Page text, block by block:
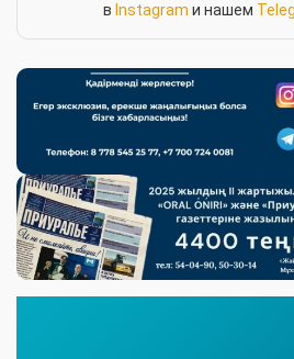
в Instagram и нашем